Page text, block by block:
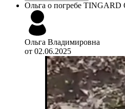
Ольга о погребе
Ольга Владимировна
от 02.06.2025